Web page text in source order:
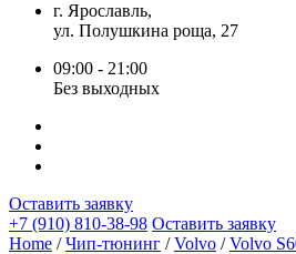
г. Ярославль,
ул. Полушкина роща, 27
09:00 - 21:00
Без выходных
Оставить заявку
+7 (910) 810-38-98 Оставить заявку
Home /Чип-тюнинг /Volvo /Volvo